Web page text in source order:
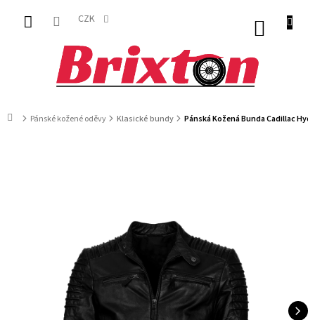
obsah
CZK
DomůPánské kožené oděvy Klasické bundy Pánská Kožená Bunda Cadillac